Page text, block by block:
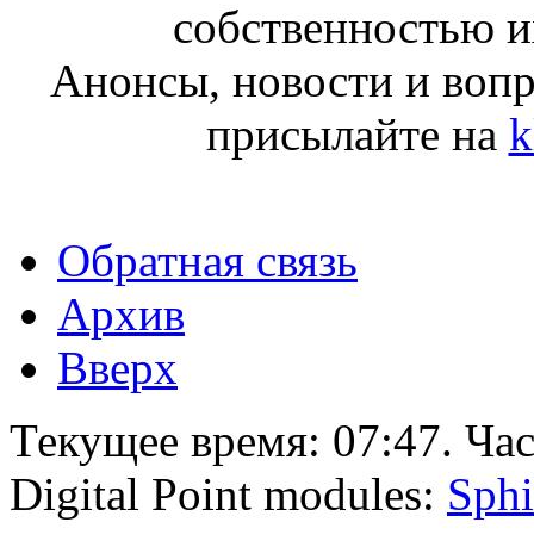
собственностью
Анонсы, новости и
присылайте на
Обратная связь
Архив
Вверх
Текущее время: 07:47.
Digital Point modules: